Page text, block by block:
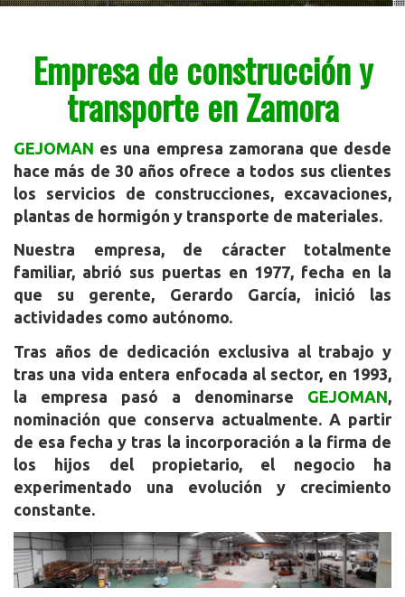
Empresa de construcción y
transporte en Zamora
GEJOMAN es una empresa zamorana que desde
hace más de 30 años ofrece a todos sus clientes
los servicios de construcciones, excavaciones,
plantas de hormigón y transporte de materiales.
Nuestra empresa, de cáracter totalmente
familiar, abrió sus puertas en 1977, fecha en la
que su gerente, Gerardo García, inició las
actividades como autónomo.
Tras años de dedicación exclusiva al trabajo y
tras una vida entera enfocada al sector, en 1993,
la empresa pasó a denominarse GEJOMAN,
nominación que conserva actualmente. A partir
de esa fecha y tras la incorporación a la firma de
los hijos del propietario, el negocio ha
experimentado una evolución y crecimiento
constante.